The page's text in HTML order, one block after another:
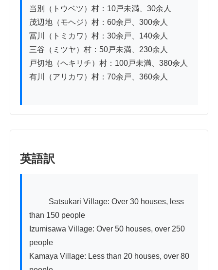
当別（トウベツ）村：10戸未満、30余人
茂辺地（モヘジ）村：60余戸、300余人
冨川（トミカワ）村：30余戸、140余人
三谷（ミツヤ）村：50戸未満、230余人
戸切地（ヘキリチ）村：100戸未満、380余人
有川（アリカワ）村：70余戸、360余人
英語訳
than 150 people
Izumisawa Village: Over 50 houses, over 250
people
Kamaya Village: Less than 20 houses, over 80